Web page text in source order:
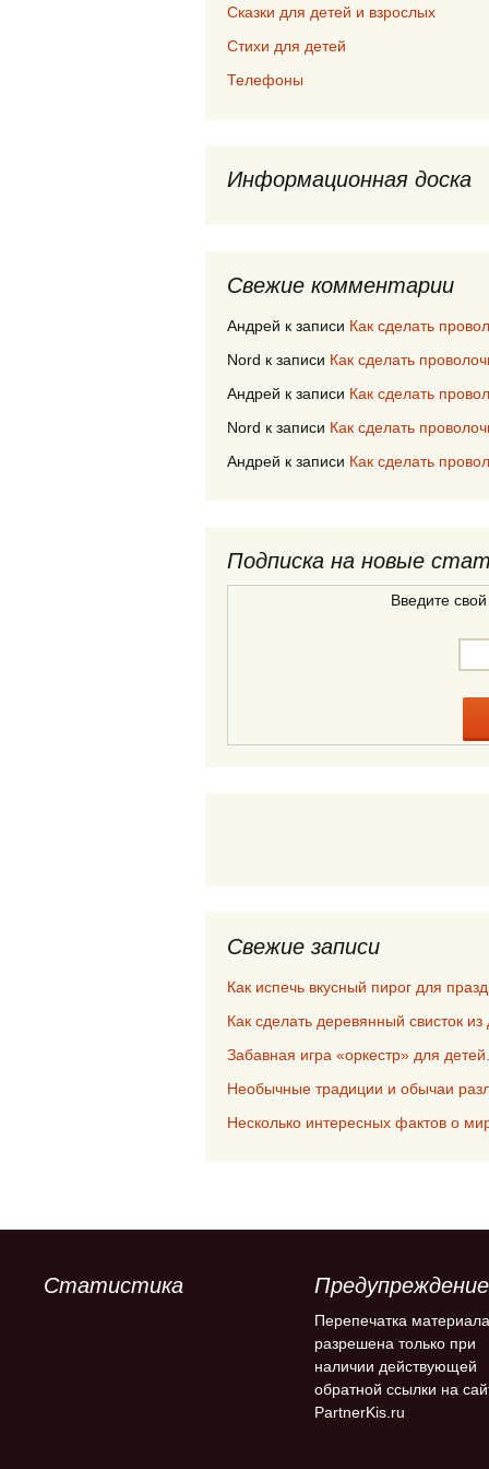
Сказки для детей и взрослых
Стихи для детей
Телефоны
Информационная доска
Свежие комментарии
Андрей к записи Как сделать
Nord к записи Как сделать
Андрей к записи Как сделать
Nord к записи Как сделать
Андрей к записи Как сделать
Подписка на новые
Введите
Свежие записи
Как испечь вкусный пирог для
Как сделать деревянный свисток из
Забавная игра «оркестр» для
Необычные традиции и обычаи
Несколько интересных фактов о
Статистика Предупреждение
Перепечатка материала
разрешена только при
наличии действующей
обратной ссылки на
PartnerKis.ru